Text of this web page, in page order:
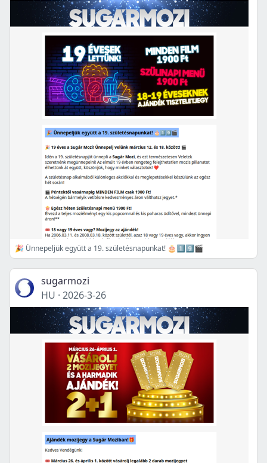
🎉 Ünnepeljük együtt a 19. születésnapunkat! 🎂1️⃣9️⃣🎬
sugarmozi
HU · 2026-3-26